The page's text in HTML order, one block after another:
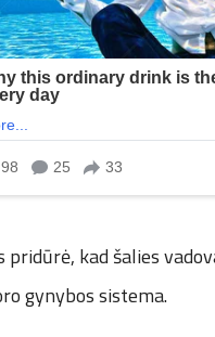
kad šalies
gynybos sistema.